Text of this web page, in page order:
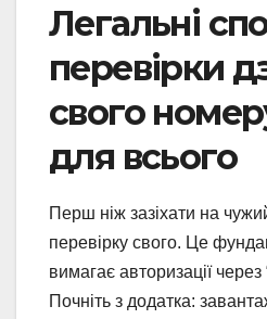
Легальні
перевірки
свого
для всього
Перш ніж зазіхати на
перевірку свого. Це
вимагає авторизації через
Почніть з додатка: